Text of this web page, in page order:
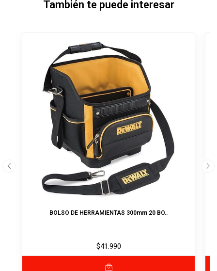
También te puede interesar
BOLSO DE HERRAMIENTAS 300mm 20 BO..
$41.990